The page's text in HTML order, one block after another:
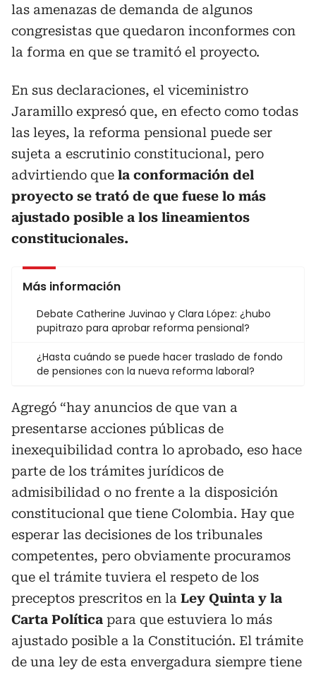
las amenazas de demanda de algunos
congresistas que quedaron inconformes con
la forma en que se tramitó el proyecto.
En sus declaraciones, el viceministro
Jaramillo expresó que, en efecto como todas
las leyes, la reforma pensional puede ser
sujeta a escrutinio constitucional, pero
advirtiendo que la conformación del
proyecto se trató de que fuese lo más
ajustado posible a los lineamientos
constitucionales.
Más información
Debate Catherine Juvinao y Clara López: ¿hubo
pupitrazo para aprobar reforma pensional?
¿Hasta cuándo se puede hacer traslado de fondo
de pensiones con la nueva reforma laboral?
Agregó “hay anuncios de que van a
presentarse acciones públicas de
inexequibilidad contra lo aprobado, eso hace
parte de los trámites jurídicos de
admisibilidad o no frente a la disposición
constitucional que tiene Colombia. Hay que
esperar las decisiones de los tribunales
competentes, pero obviamente procuramos
que el trámite tuviera el respeto de los
preceptos prescritos en la Ley Quinta y la
Carta Política para que estuviera lo más
ajustado posible a la Constitución. El trámite
de una ley de esta envergadura siempre tiene